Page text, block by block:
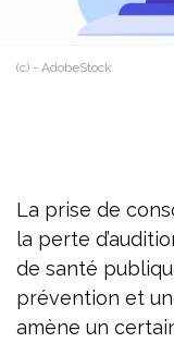
(c) - AdobeStock
La prise de
la perte
de santé
prévention et
amène un